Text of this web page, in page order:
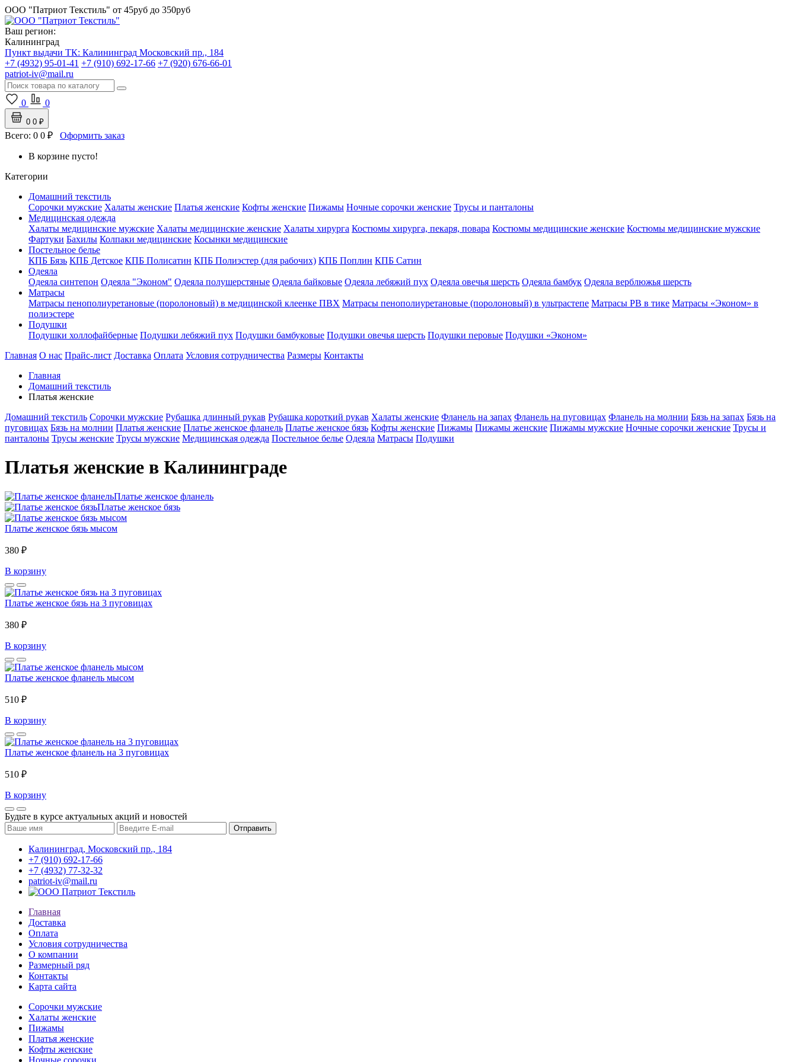
ООО "Патриот Текстиль" от 45руб до 350руб
Ваш регион:
Калининград
Пункт выдачи ТК: Калининград Московский пр., 184
+7 (4932) 95-01-41 +7 (910) 692-17-66 +7 (920) 676-66-01
patriot-iv@mail.ru
0 0
0 0 ₽
Всего: 0 0 ₽ Оформить заказ
В корзине пусто!
Категории
Домашний текстиль
Сорочки мужские Халаты женские Платья женские Кофты женские Пижамы Ночные сорочки женские Трусы и панталоны
Медицинская одежда
Халаты медицинские мужские Халаты медицинские женские Халаты хирурга Костюмы хирурга, пекаря, повара Костюмы медицинские женские Костюмы медицинские мужские
Фартуки Бахилы Колпаки медицинские Косынки медицинские
Постельное белье
КПБ Бязь КПБ Детское КПБ Полисатин КПБ Полиэстер (для рабочих) КПБ Поплин КПБ Сатин
Одеяла
Одеяла синтепон Одеяла "Эконом" Одеяла полушерстяные Одеяла байковые Одеяла лебяжий пух Одеяла овечья шерсть Одеяла бамбук Одеяла верблюжья шерсть
Матрасы
Матрасы пенополиуретановые (поролоновый) в медицинской клеенке ПВХ Матрасы пенополиуретановые (поролоновый) в ультрастепе Матрасы РВ в тике Матрасы «Эконом» в
полиэстере
Подушки
Подушки холлофайберные Подушки лебяжий пух Подушки бамбуковые Подушки овечья шерсть Подушки перовые Подушки «Эконом»
Главная О нас Прайс-лист Доставка Оплата Условия сотрудничества Размеры Контакты
Главная
Домашний текстиль
Платья женские
Домашний текстиль Сорочки мужские Рубашка длинный рукав Рубашка короткий рукав Халаты женские Фланель на запах Фланель на пуговицах Фланель на молнии Бязь на запах Бязь на
пуговицах Бязь на молнии Платья женские Платье женское фланель Платье женское бязь Кофты женские Пижамы Пижамы женские Пижамы мужские Ночные сорочки женские Трусы и
панталоны Трусы женские Трусы мужские Медицинская одежда Постельное белье Одеяла Матрасы Подушки
Платья женские в Калининграде
Платье женское фланель
Платье женское бязь
Платье женское бязь мысом
380 ₽
В корзину
Платье женское бязь на 3 пуговицах
380 ₽
В корзину
Платье женское фланель мысом
510 ₽
В корзину
Платье женское фланель на 3 пуговицах
510 ₽
В корзину
Будьте в курсе актуальных акций и новостей
Калининград, Московский пр., 184
+7 (910) 692-17-66
+7 (4932) 77-32-32
patriot-iv@mail.ru
Главная
Доставка
Оплата
Условия сотрудничества
О компании
Размерный ряд
Контакты
Карта сайта
Сорочки мужские
Халаты женские
Пижамы
Платья женские
Кофты женские
Ночные сорочки